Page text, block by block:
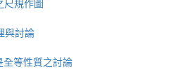
尺規作圖
與討論
全等性質之討論